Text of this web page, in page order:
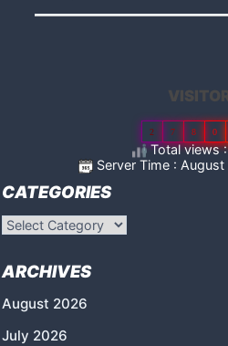
2 7 8 0
Total views :
Server Time :
CATEGORIES
Categories
ARCHIVES
August 2026
July 2026